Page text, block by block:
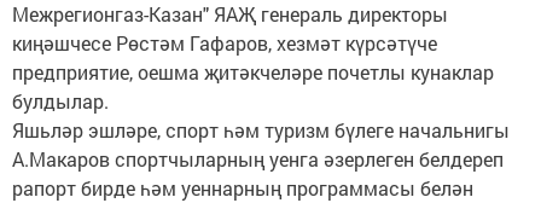
Межрегионгаз-Казан" ЯАҖ генераль директоры
киңәшчесе Рөстәм Гафаров, хезмәт күрсәтүче
предприятие, оешма җитәкчеләре почетлы кунаклар
булдылар.
Яшьләр эшләре, спорт һәм туризм бүлеге начальнигы
А.Макаров спортчыларның уенга әзерлеген белдереп
рапорт бирде һәм уеннарның программасы белән